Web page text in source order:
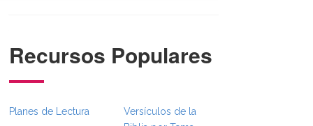
}} }}
Shared.Navigation._BibleBreadcrumbsFull.Toggle }}
Recursos Populares
Planes de Lectura
Versículos de la